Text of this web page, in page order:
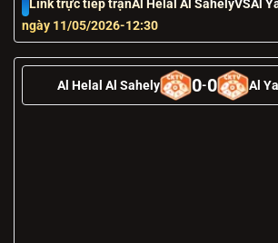
Link trực tiếp trậnAl Helal Al SahelyVSAl
ngày 11/05/2026-12:30
Al Helal Al Sahely 0-0 Al